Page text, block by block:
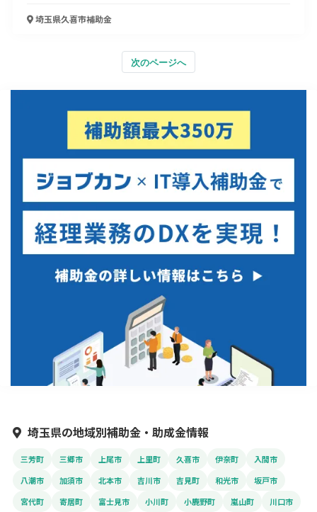
埼玉県久喜市補助金
次のページへ
埼玉県の地域別補助金・助成金情報
三芳町 三郷市 上尾市 上里町 久喜市 伊奈町
入間市
八潮市
加須市 北本市 吉川市 吉見町 和光市
坂戸市
宮代町
寄居町 富士見市 小川町 小鹿野町 嵐山町
川口市